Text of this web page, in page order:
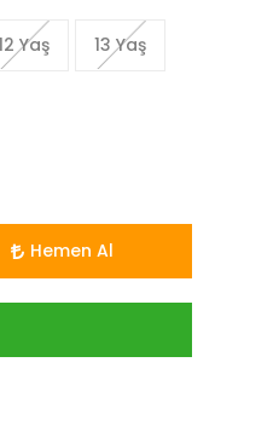
Yaş 13 Yaş
Hemen Al